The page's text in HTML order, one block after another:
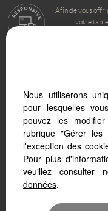
Afin de vous
votre
Nous utiliserons
pour lesquelles
pouvez les
rubrique "Gérer
l'exception des
Pour plus
veuillez consulter
données.